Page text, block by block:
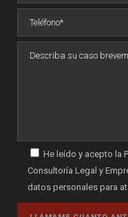
He leído y acepto la
Consultoría Legal y
datos personales para